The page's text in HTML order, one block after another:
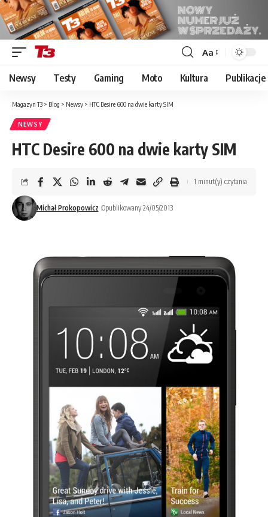
Font
Resizer
Aa
Newsy Testy Gaming Moto Kultura Publikacje
Magazyn T3 > Blog > Newsy > HTC Desire 600 na dwie karty SIM
NEWSY
HTC Desire 600 na dwie karty SIM
Michał Prokopowicz Opublikowany 24/05/2013
1 minut(y) czytania